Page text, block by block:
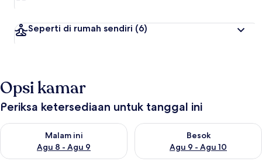
Seperti di rumah sendiri (6)
Opsi kamar
Periksa ketersediaan untuk tanggal ini
Malam ini
Agu 8 - Agu 9
Periksa ketersediaan untuk malam ini Agu 8 - Agu 9
Besok
Agu 9 - Agu 10
Periksa ketersediaan untuk